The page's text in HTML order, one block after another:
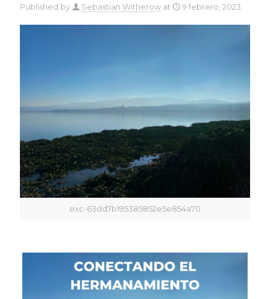
Published by Sebastian Witherow at 9 febrero, 2023
exc-63dd7b195385852e5e854a70